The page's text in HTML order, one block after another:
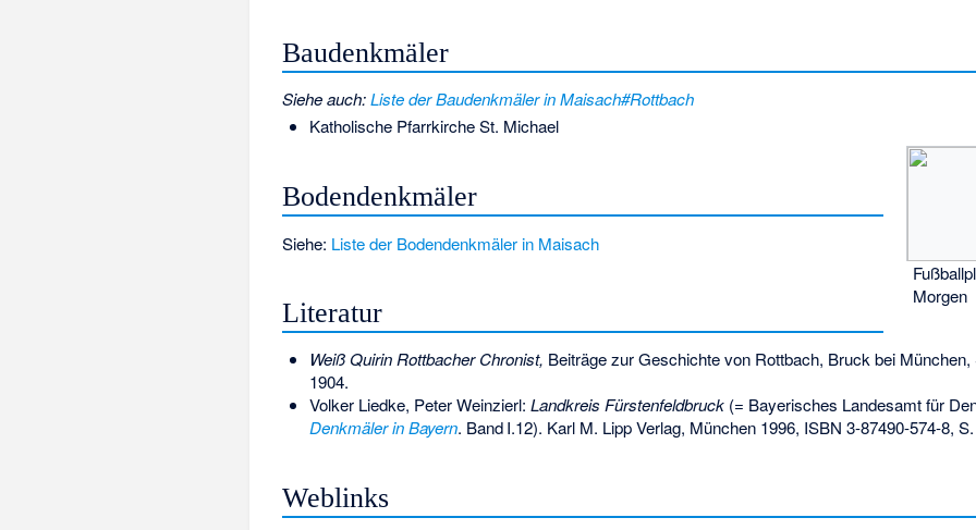
Baudenkmäler
Siehe auch:Liste der Baudenkmäler in Maisach#Rottbach
Katholische PfarrkircheSt. Michael
Morgen
Bodendenkmäler
Siehe: Liste der Bodendenkmäler in Maisach
Literatur
Weiß Quirin Rottbacher Chronist, Beiträge zur Geschichte von Rottbach, Bruck bei
1904.
Volker Liedke, Peter Weinzierl: Landkreis Fürstenfeldbruck(= Bayerisches Landesamt für
Denkmäler in Bayern. Band I.12). Karl M. Lipp Verlag, München 1996, ISBN 3-87490-574-8, S.
Weblinks